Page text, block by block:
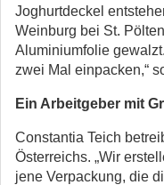
Joghurtdeckel
Weinburg bei St.
Aluminiumfolie
zwei Mal einpacken,“
Ein Arbeitgeber mit
Constantia Teich
Österreichs. „Wir
jene Verpackung, die